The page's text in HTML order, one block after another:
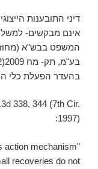
דיני התובענות
אינם מבקשים- למשל
בהעדר הפעלת כלי
338, 344 (7th Cir.
1997):
action mechanism
recoveries do not